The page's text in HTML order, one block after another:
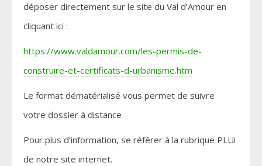
déposer directement sur le site du Val d’Amour en
cliquant ici :
https://www.valdamour.com/les-permis-de-
construire-et-certificats-d-urbanisme.htm
Le format dématérialisé vous permet de suivre
votre dossier à distance
Pour plus d’information, se référer à la rubrique PLUi
de notre site internet.